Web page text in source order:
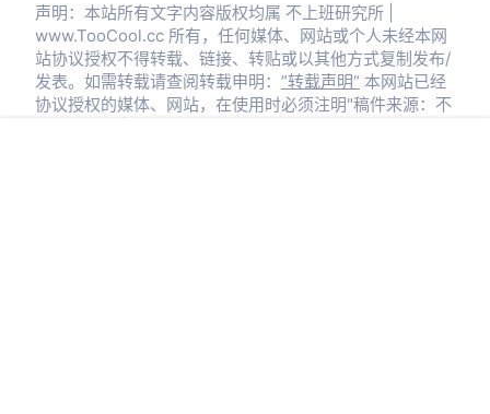
声明：本站所有文字内容版权均属 不上班研究所 |
www.TooCool.cc 所有，任何媒体、网站或个人未经本网
站协议授权不得转载、链接、转贴或以其他方式复制发布/
发表。如需转载请查阅转载申明： ”转载声明“ 本网站已经
协议授权的媒体、网站，在使用时必须注明"稿件来源：不